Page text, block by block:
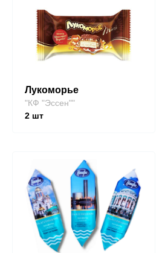
Лукоморье
"КФ "Эссен""
2шт